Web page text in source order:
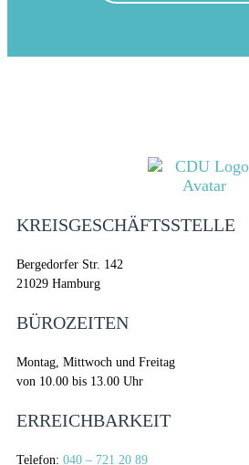
KREISGESCHÄFTSSTELLE
Bergedorfer Str. 142
21029 Hamburg
BÜROZEITEN
Montag, Mittwoch und Freitag
von 10.00 bis 13.00 Uhr
ERREICHBARKEIT
Telefon: 040 – 721 20 89